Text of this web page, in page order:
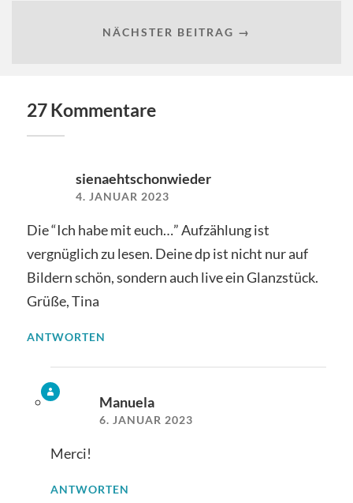
NÄCHSTER BEITRAG →
27 Kommentare
sienaehtschonwieder
4. JANUAR 2023
Die “Ich habe mit euch…” Aufzählung ist
vergnüglich zu lesen. Deine dp ist nicht nur auf
Bildern schön, sondern auch live ein Glanzstück.
Grüße, Tina
ANTWORTEN
Manuela
6. JANUAR 2023
Merci!
ANTWORTEN